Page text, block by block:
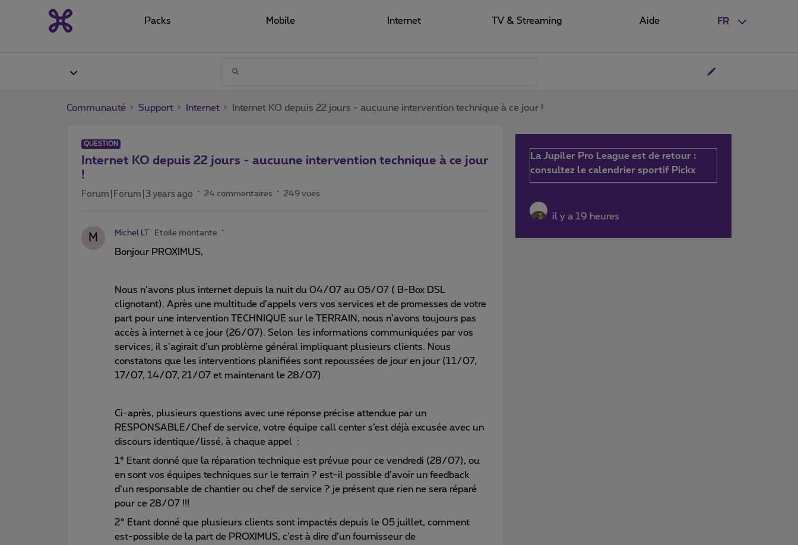
FR
Packs Mobile Internet TV & Streaming Aide
Communauté Support Internet Internet KO depuis 22 jours - aucuune intervention technique à ce jour !
QUESTION
Internet KO depuis 22 jours - aucuune intervention technique à ce jour
!
Forum|Forum|3 years ago 24 commentaires 249 vues
M Michel LT Etoile montante
Bonjour PROXIMUS,
Nous n’avons plus internet depuis la nuit du 04/07 au 05/07 ( B-Box DSL
clignotant). Après une multitude d’appels vers vos services et de promesses de votre
part pour une intervention TECHNIQUE sur le TERRAIN, nous n’avons toujours pas
accès à internet à ce jour (26/07). Selon les informations communiquées par vos
services, il s’agirait d’un problème général impliquant plusieurs clients. Nous
constatons que les interventions planifiées sont repoussées de jour en jour (11/07,
17/07, 14/07, 21/07 et maintenant le 28/07).
Ci-après, plusieurs questions avec une réponse précise attendue par un
RESPONSABLE/Chef de service, votre équipe call center s’est déjà excusée avec un
discours identique/lissé, à chaque appel :
1° Etant donné que la réparation technique est prévue pour ce vendredi (28/07), ou
en sont vos équipes techniques sur le terrain ? est-il possible d’avoir un feedback
d’un responsable de chantier ou chef de service ? je présent que rien ne sera réparé
pour ce 28/07 !!!
2° Etant donné que plusieurs clients sont impactés depuis le 05 juillet, comment
est-possible de la part de PROXIMUS, c’est à dire d’un fournisseur de
La Jupiler Pro League est de retour :
consultez le calendrier sportif Pickx
il y a 19 heures